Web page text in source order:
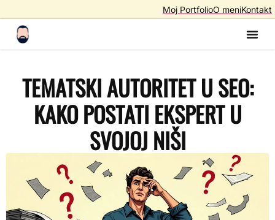
Moj PortfolioO meniKontakt
TEMATSKI AUTORITET U SEO:
KAKO POSTATI EKSPERT U
SVOJOJ NIŠI